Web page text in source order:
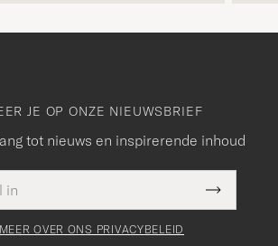
JE OP ONZE NIEUWSBRIEF
tot nieuws en inspirerende inhoud
Submit
Newsletter
OVER ONS PRIVACYBELEID